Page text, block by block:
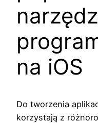
na iOS
Do tworzenia
korzystają z